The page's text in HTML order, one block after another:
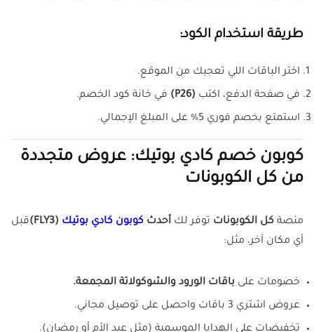
طريقة استخدام الكود:
اختر الباقات اللي تعجبك من الموقع.
في صفحة الدفع، اكتب (P26) في خانة كود الخصم.
استمتع بخصم فوري 5% على المبلغ الإجمالي.
كوبون خصم كادي بوتيك: عروض متجددة
من كل الكوبونات
منصة كل الكوبونات توفر لك أحدث كوبون كادي بوتيك (FLY3)
قبل
أي مكان آخر، مثل:
خصومات على باقات الورود والشوكولاتة المجمعة.
عروض اشتري 3 باقات واحصل على توصيل مجاني.
تخفيضات على الهدايا الموسمية (مثل عيد الأم أو رمضان).